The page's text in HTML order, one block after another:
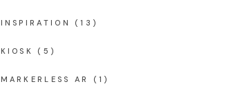
INSPIRATION (13)
KIOSK (5)
MARKERLESS AR (1)